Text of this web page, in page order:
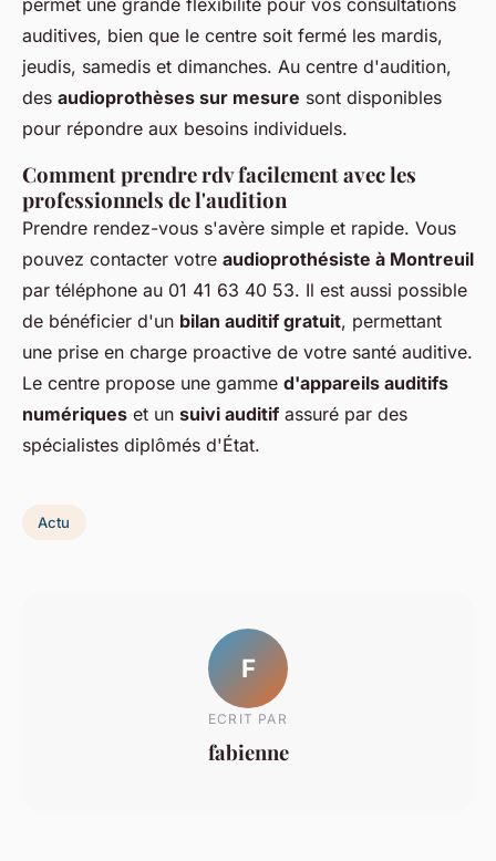
permet une grande flexibilité pour vos consultations
auditives, bien que le centre soit fermé les mardis,
jeudis, samedis et dimanches. Au centre d'audition,
des audioprothèses sur mesure sont disponibles
pour répondre aux besoins individuels.
Comment prendre rdv facilement avec les
professionnels de l'audition
Prendre rendez-vous s'avère simple et rapide. Vous
pouvez contacter votre audioprothésiste à Montreuil
par téléphone au 01 41 63 40 53. Il est aussi possible
de bénéficier d'un bilan auditif gratuit, permettant
une prise en charge proactive de votre santé auditive.
Le centre propose une gamme d'appareils auditifs
numériques et un suivi auditif assuré par des
spécialistes diplômés d'État.
Actu
F
ECRIT PAR
fabienne